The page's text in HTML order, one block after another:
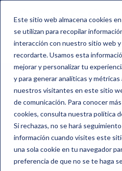
Este sitio web almacena cookies
se utilizan para recopilar
interacción con nuestro sitio web
recordarte. Usamos esta
mejorar y personalizar tu
y para generar analíticas y métricas
nuestros visitantes en este sitio
de comunicación. Para conocer
cookies, consulta nuestra política
Si rechazas, no se hará
información cuando visites este
una sola cookie en tu navegador
preferencia de que no se te haga
Te
en